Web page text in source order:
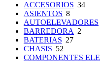
ACCESORIOS 34
ASIENTOS 8
AUTOELEVADORES
BARREDORA 2
BATERIAS 27
CHASIS 52
COMPONENTES